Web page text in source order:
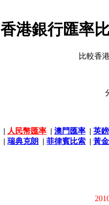
香港銀行匯率
比較香
| 人民幣匯率 | 澳門匯率 | 英
| 瑞典克朗 | 菲律賓比索 | 黃